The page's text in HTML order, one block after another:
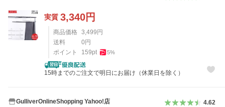
実質 3,340円
商品価格 3,499円
送料
0円
ポイント
159pt 5%
15時までのご注文で明日にお届け（休業日を除く）
GulliverOnlineShopping Yahoo!店 4.62